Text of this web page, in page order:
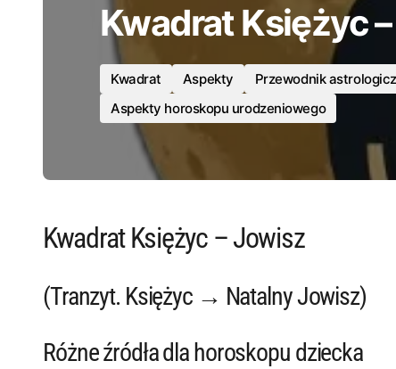
Kwadrat Księżyc
Kwadrat Aspekty Przewodnik
Aspekty horoskopu urodzeniowego
Kwadrat Księżyc – Jowisz
(Tranzyt. Księżyc → Natalny Jowisz)
Różne źródła dla horoskopu dziecka